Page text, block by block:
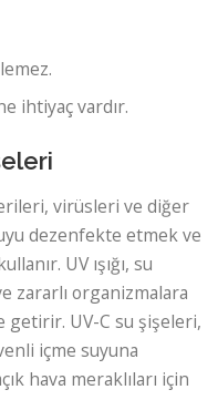
ihtiyaç vardır.
virüsleri ve diğer
dezenfekte etmek ve
UV ışığı, su
zararlı organizmalara
getirir. UV-C su şişeleri,
içme suyuna
hava meraklıları için